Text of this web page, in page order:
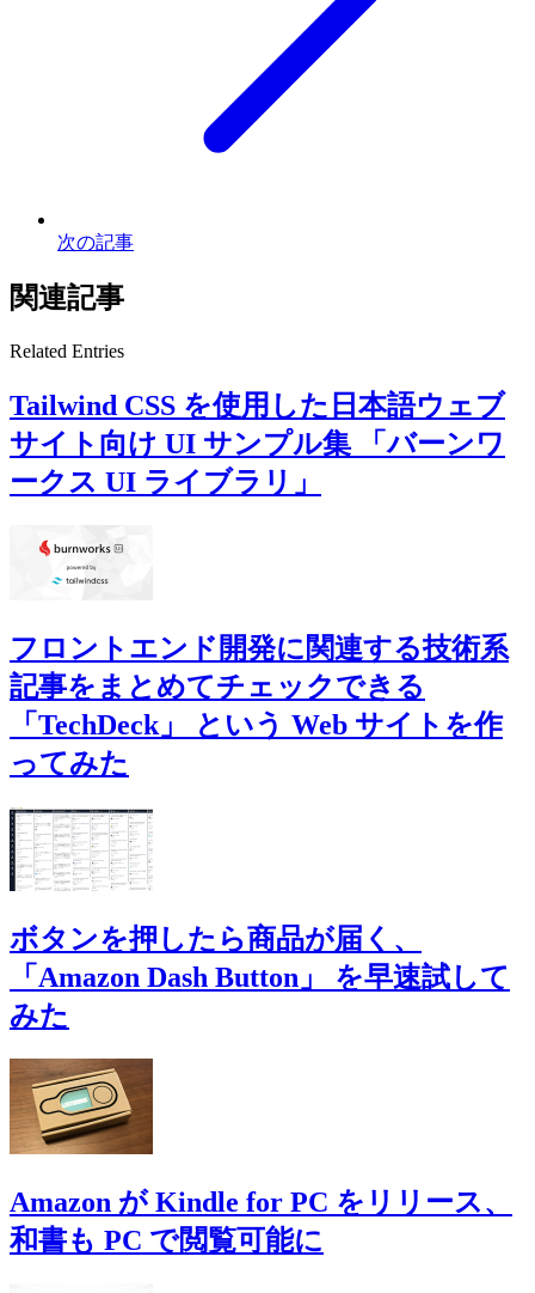
次の記事
関連記事
Related Entries
Tailwind CSS を使用した日本語ウェブ
サイト向け UI サンプル集 「バーンワ
ークス UI ライブラリ」
フロントエンド開発に関連する技術系
記事をまとめてチェックできる
「TechDeck」 という Web サイトを作
ってみた
ボタンを押したら商品が届く、
「Amazon Dash Button」 を早速試して
みた
Amazon が Kindle for PC をリリース、
和書も PC で閲覧可能に